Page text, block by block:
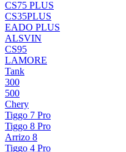
CS75 PLUS
CS35PLUS
EADO PLUS
ALSVIN
CS95
LAMORE
Tank
300
500
Chery
Tiggo 7 Pro
Tiggo 8 Pro
Arrizo 8
Tiggo 4 Pro